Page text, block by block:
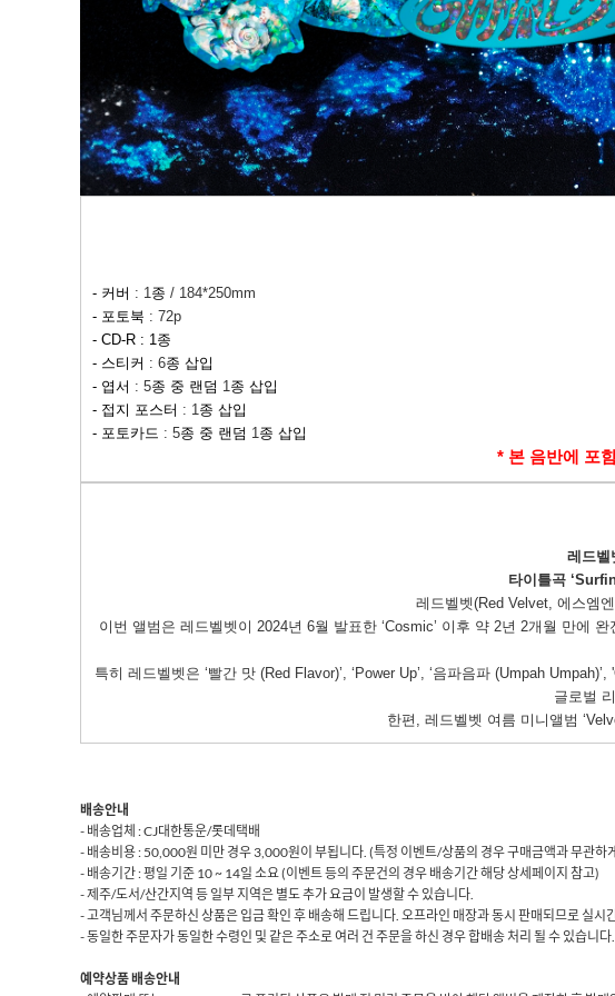
- 커버 : 1 종 / 184*250mm
- 포토북 : 72p
- CD-R : 1 종
- 스티커 : 6종 삽입
- 엽서 : 5종 중 랜덤 1 종 삽입
- 접지 포스터 : 1 종 삽입
- 포토카드 : 5종 중 랜덤 1 종 삽입
* 본 음반에 포
레드벨
타이틀곡
레드벨벳(Red Velvet, 에스엠
이번 앨범은 레드벨벳이 2024년 6월 발표한 ‘Cosmic’ 이후 약 2년 2개월 만에
특히 레드벨벳은 ‘빨간 맛 (Red Flavor)’, ‘Power Up’, ‘음파음파 (Umpah
글로벌
한편, 레드벨벳 여름 미니앨범
배송안내
- 배송업체 : CJ대한통운/롯데택배
- 배송비용 : 50,000원 미만 경우 3,000원이 부됩니다. (특정 이벤트/상품의 경우 구매금액과 무관하
- 배송기간 : 평일 기준 10 ~ 14일 소요 (이벤트 등의 주문건의 경우 배송기간 해당 상세페이지 참고)
- 제주/도서/산간지역 등 일부 지역은 별도 추가 요금이 발생할 수 있습니다.
- 고객님께서 주문하신 상품은 입금 확인 후 배송해 드립니다. 오프라인 매장과 동시 판매되므로 실
- 동일한 주문자가 동일한 수령인 및 같은 주소로 여러 건 주문을 하신 경우 합배송 처리 될 수 있습니다.
예약상품 배송안내